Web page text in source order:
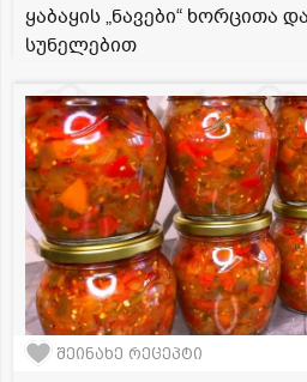
ყაბაყის „ნავები“ ხორცითა
სუნელებით
შეინახე რეცეპტი